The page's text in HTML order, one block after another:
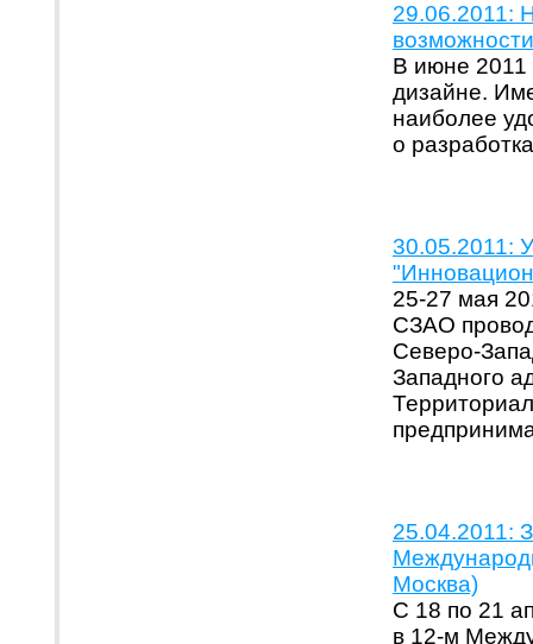
29.06.2011:
В июне 2011
дизайне.
наиболее
о
30.05.2011:
25-27 мая
СЗАО
Северо-
Западного
25.04.2011:
Москва)
С 18 по 21
в 12-м